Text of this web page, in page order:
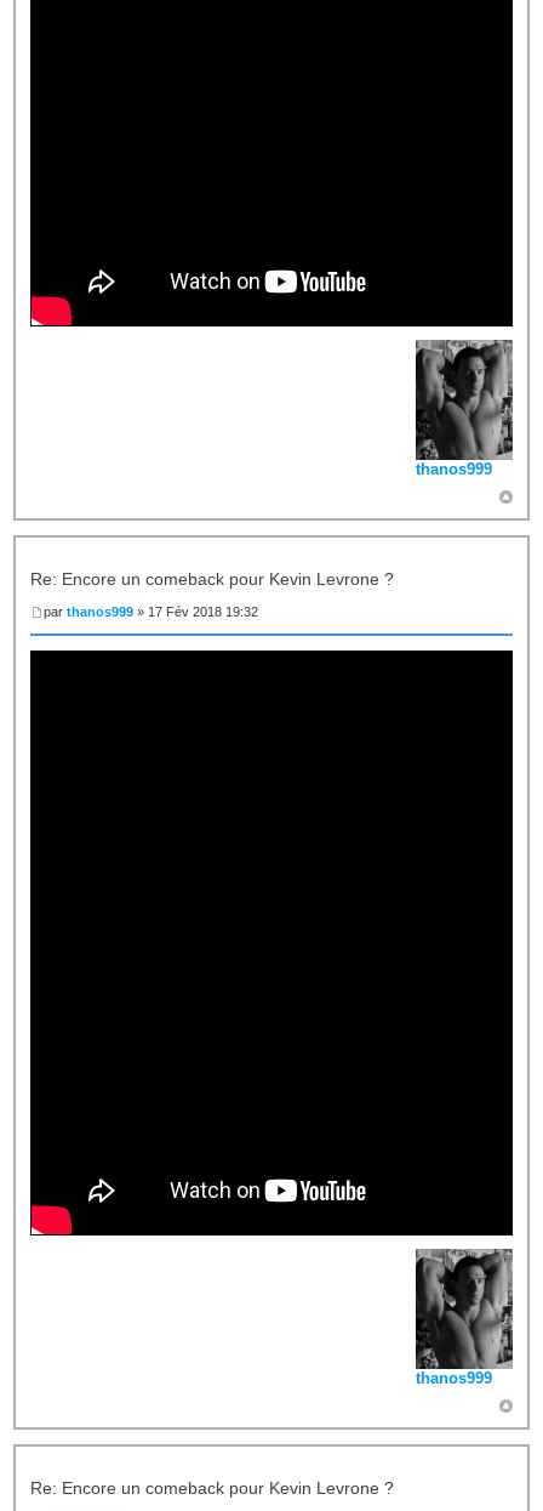
thanos999
Re: Encore un comeback pour Kevin Levrone ?
parthanos999 » 17 Fév 2018 19:32
thanos999
Re: Encore un comeback pour Kevin Levrone ?